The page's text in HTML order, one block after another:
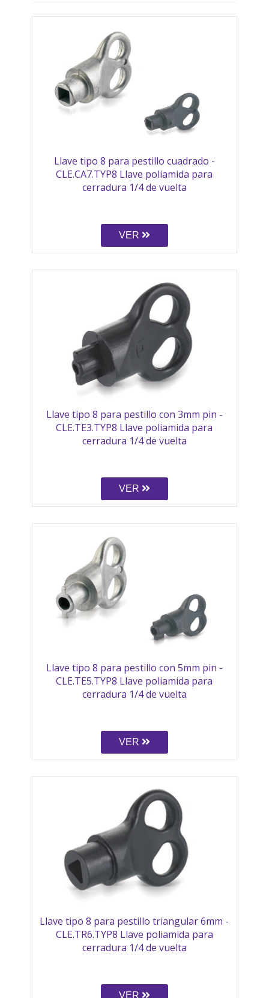
Llave tipo 8 para pestillo cuadrado -
CLE.CA7.TYP8 Llave poliamida para
cerradura 1/4 de vuelta
VER
Llave tipo 8 para pestillo con 3mm pin -
CLE.TE3.TYP8 Llave poliamida para
cerradura 1/4 de vuelta
VER
Llave tipo 8 para pestillo con 5mm pin -
CLE.TE5.TYP8 Llave poliamida para
cerradura 1/4 de vuelta
VER
Llave tipo 8 para pestillo triangular 6mm -
CLE.TR6.TYP8 Llave poliamida para
cerradura 1/4 de vuelta
VER